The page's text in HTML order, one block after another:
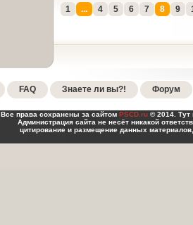
1 ... 4 5 6 7 8 9
FAQ Знаете ли вы?! Форум
Все права сохранены за сайтом PSCD.ru © 2014. Тут
Администрация сайта не несёт никакой
цитирование и размещение данных